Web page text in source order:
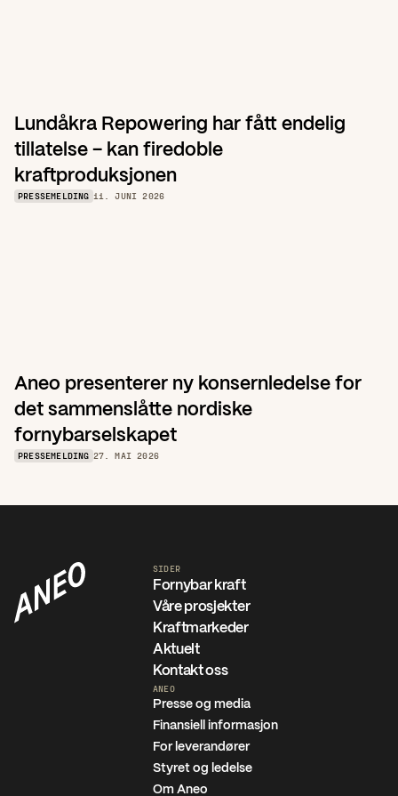
Lundåkra Repowering har fått endelig
tillatelse – kan firedoble
kraftproduksjonen
PRESSEMELDING 11. JUNI 2026
Aneo presenterer ny konsernledelse for
det sammenslåtte nordiske
fornybarselskapet
PRESSEMELDING 27. MAI 2026
SIDER
Fornybar kraft
Våre prosjekter
Kraftmarkeder
Aktuelt
Kontakt oss
ANEO
Presse og media
Finansiell informasjon
For leverandører
Styret og ledelse
Om Aneo